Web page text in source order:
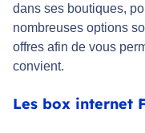
dans ses boutiques,
nombreuses options
offres afin de vous
convient.
Les box internet